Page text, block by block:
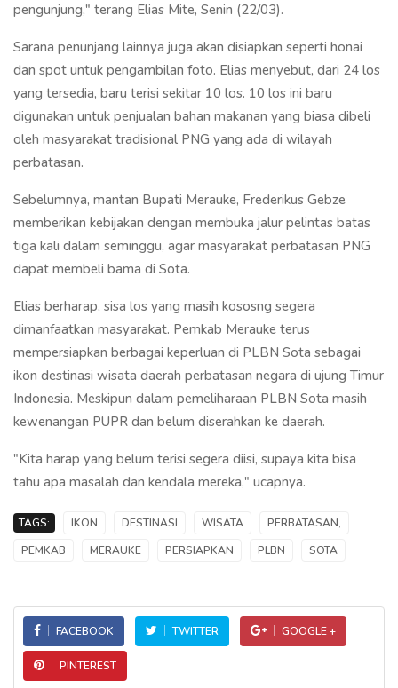
pengunjung," terang Elias Mite, Senin (22/03).
Sarana penunjang lainnya juga akan disiapkan seperti honai
dan spot untuk pengambilan foto. Elias menyebut, dari 24 los
yang tersedia, baru terisi sekitar 10 los. 10 los ini baru
digunakan untuk penjualan bahan makanan yang biasa dibeli
oleh masyarakat tradisional PNG yang ada di wilayah
perbatasan.
Sebelumnya, mantan Bupati Merauke, Frederikus Gebze
memberikan kebijakan dengan membuka jalur pelintas batas
tiga kali dalam seminggu, agar masyarakat perbatasan PNG
dapat membeli bama di Sota.
Elias berharap, sisa los yang masih kososng segera
dimanfaatkan masyarakat. Pemkab Merauke terus
mempersiapkan berbagai keperluan di PLBN Sota sebagai
ikon destinasi wisata daerah perbatasan negara di ujung Timur
Indonesia. Meskipun dalam pemeliharaan PLBN Sota masih
kewenangan PUPR dan belum diserahkan ke daerah.
"Kita harap yang belum terisi segera diisi, supaya kita bisa
tahu apa masalah dan kendala mereka," ucapnya.
TAGS: IKON DESTINASI WISATA
PERBATASAN,
PEMKAB
MERAUKE PERSIAPKAN PLBN SOTA
FACEBOOK TWITTER GOOGLE +
PINTEREST